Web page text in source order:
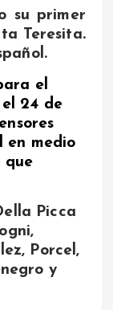
su primer
Teresita.
el
24 de
en medio
que
Picca
Porcel,
y